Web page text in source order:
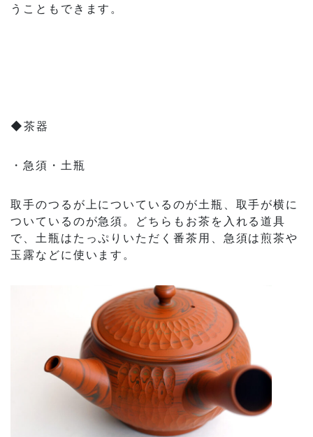
うこともできます。
◆茶器
・急須・土瓶
取手のつるが上についているのが土瓶、取手が横に
ついているのが急須。どちらもお茶を入れる道具
で、土瓶はたっぷりいただく番茶用、急須は煎茶や
玉露などに使います。